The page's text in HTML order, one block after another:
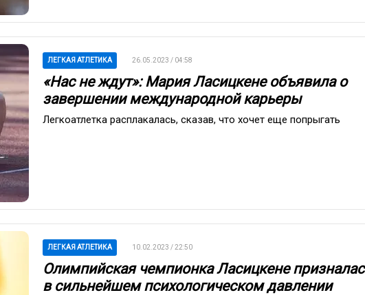
ЛЕГКАЯ АТЛЕТИКА 26.05.2023 / 04:58
«Нас не ждут»: Мария Ласицкене объявила о
завершении международной карьеры
Легкоатлетка расплакалась, сказав, что хочет еще попрыгать
ЛЕГКАЯ АТЛЕТИКА 10.02.2023 / 22:50
Олимпийская чемпионка Ласицкене
в сильнейшем психологическом давлении